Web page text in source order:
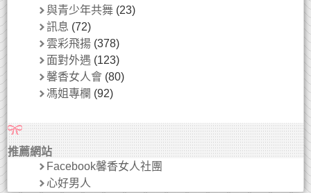
與青少年共舞 (23)
訊息 (72)
雲彩飛揚 (378)
面對外遇 (123)
馨香女人會 (80)
馮姐專欄 (92)
推薦網站
Facebook馨香女人社團
心好男人